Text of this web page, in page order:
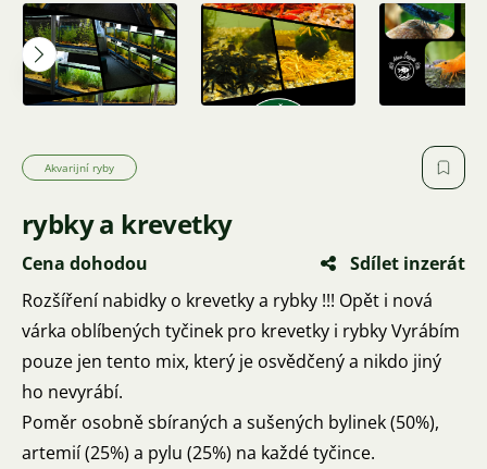
Akvarijní ryby
rybky a krevetky
Cena dohodou
Sdílet inzerát
Rozšíření nabidky o krevetky a rybky !!! Opět i nová
várka oblíbených tyčinek pro krevetky i rybky Vyrábím
pouze jen tento mix, který je osvědčený a nikdo jiný
ho nevyrábí.
Poměr osobně sbíraných a sušených bylinek (50%),
artemií (25%) a pylu (25%) na každé tyčince.